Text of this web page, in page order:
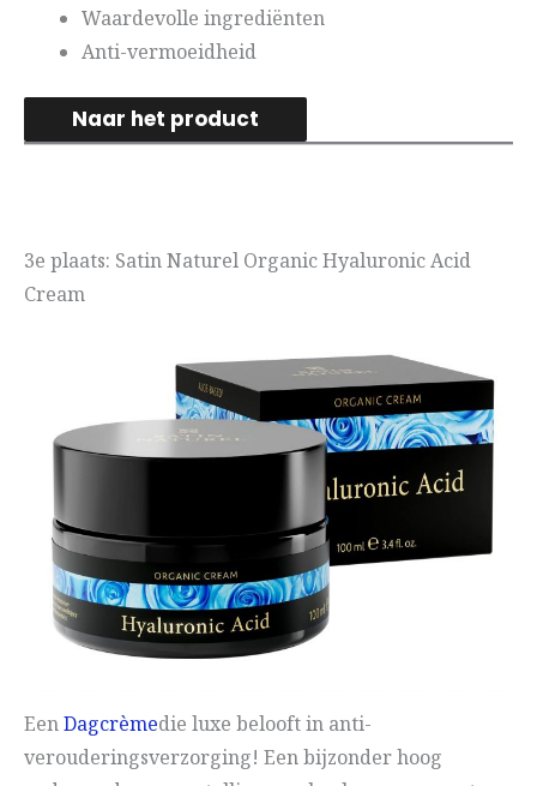
Waardevolle ingrediënten
Anti-vermoeidheid
Naar het product
3e plaats: Satin Naturel Organic Hyaluronic Acid
Cream
EenDagcrèmedie luxe belooft in anti-
verouderingsverzorging! Een bijzonder hoog